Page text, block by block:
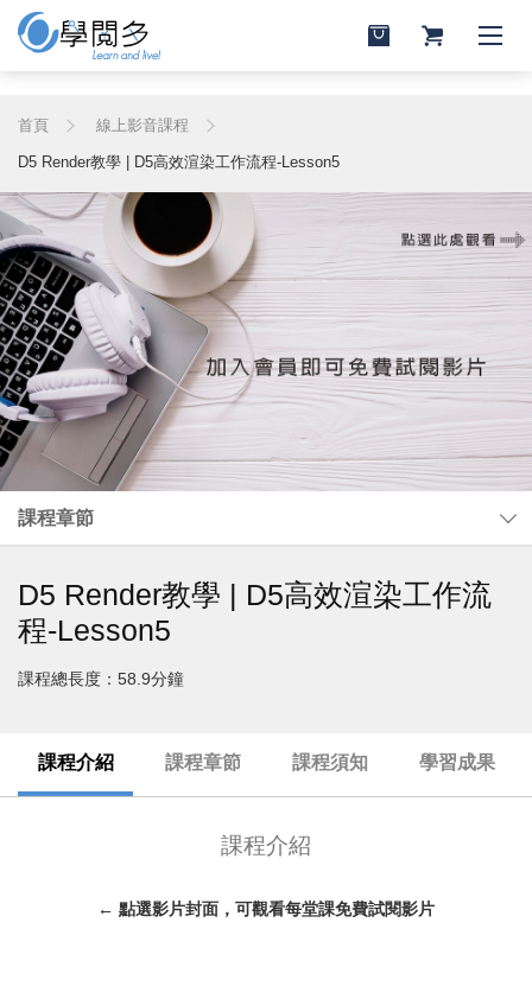
首頁 線上影音課程
D5 Render教學 | D5高效渲染工作流程-Lesson5
課程章節
D5 Render教學 | D5高效渲染工作流
程-Lesson5
課程總長度：58.9分鐘
課程介紹 課程章節 課程須知 學習成果
課程介紹
← 點選影片封面，可觀看每堂課免費試閱影片